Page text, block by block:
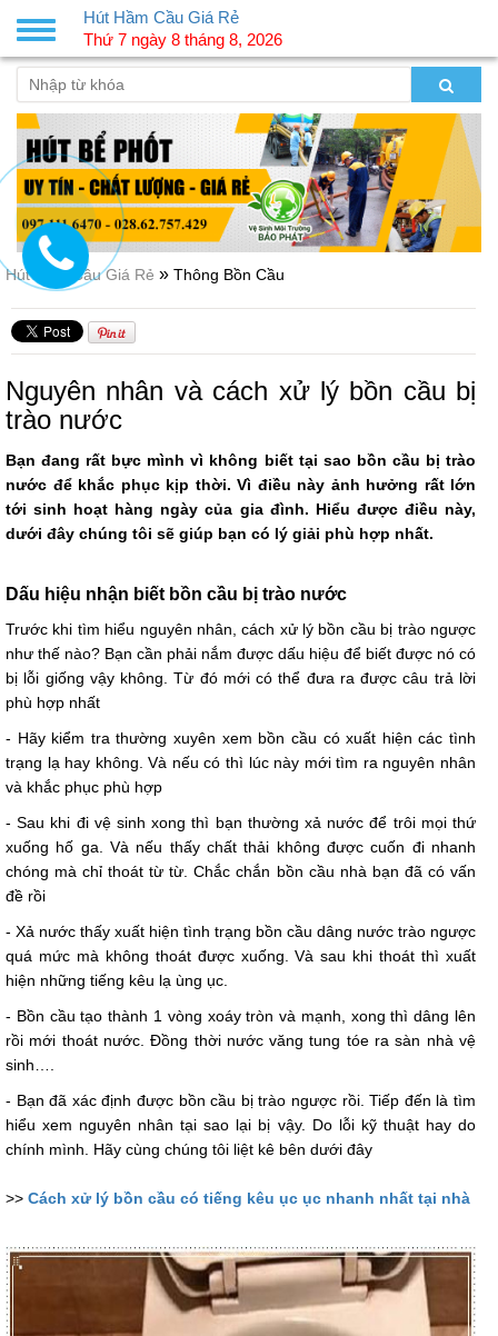
Hút Hầm Cầu Giá Rẻ » Thông Bồn Cầu
Nguyên nhân và cách xử lý bồn cầu bị
trào nước
Bạn đang rất bực mình vì không biết tại sao bồn cầu bị trào
nước để khắc phục kịp thời. Vì điều này ảnh hưởng rất lớn
tới sinh hoạt hàng ngày của gia đình. Hiểu được điều này,
dưới đây chúng tôi sẽ giúp bạn có lý giải phù hợp nhất.
Dấu hiệu nhận biết bồn cầu bị trào nước
Trước khi tìm hiểu nguyên nhân, cách xử lý bồn cầu bị trào ngược
như thế nào? Bạn cần phải nắm được dấu hiệu để biết được nó có
bị lỗi giống vậy không. Từ đó mới có thể đưa ra được câu trả lời
phù hợp nhất
- Hãy kiểm tra thường xuyên xem bồn cầu có xuất hiện các tình
trạng lạ hay không. Và nếu có thì lúc này mới tìm ra nguyên nhân
và khắc phục phù hợp
- Sau khi đi vệ sinh xong thì bạn thường xả nước để trôi mọi thứ
xuống hố ga. Và nếu thấy chất thải không được cuốn đi nhanh
chóng mà chỉ thoát từ từ. Chắc chắn bồn cầu nhà bạn đã có vấn
đề rồi
- Xả nước thấy xuất hiện tình trạng bồn cầu dâng nước trào ngược
quá mức mà không thoát được xuống. Và sau khi thoát thì xuất
hiện những tiếng kêu lạ ùng ục.
- Bồn cầu tạo thành 1 vòng xoáy tròn và mạnh, xong thì dâng lên
rồi mới thoát nước. Đồng thời nước văng tung tóe ra sàn nhà vệ
sinh….
- Bạn đã xác định được bồn cầu bị trào ngược rồi. Tiếp đến là tìm
hiểu xem nguyên nhân tại sao lại bị vậy. Do lỗi kỹ thuật hay do
chính mình. Hãy cùng chúng tôi liệt kê bên dưới đây
>> Cách xử lý bồn cầu có tiếng kêu ục ục nhanh nhất tại nhà
Toggle
navigation
Hút Hầm Cầu Giá Rẻ
Thứ 7 ngày 8 tháng 8, 2026